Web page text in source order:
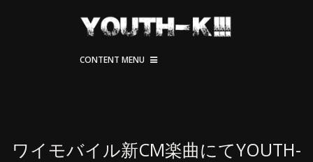
CONTENT MENU
ワイモバイル新CM楽曲にてYOUTH-